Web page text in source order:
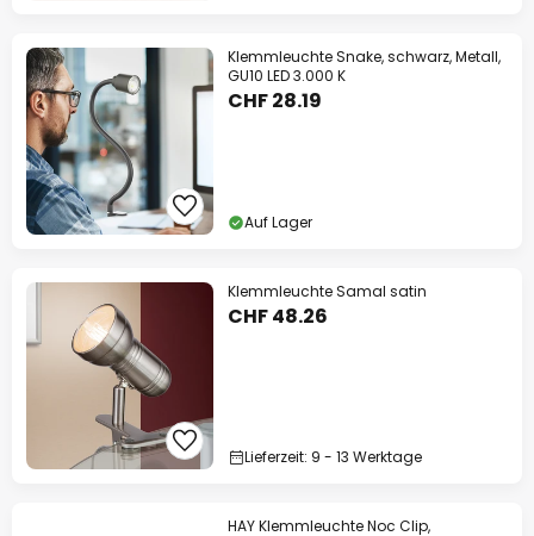
Klemmleuchte Snake, schwarz, Metall,
GU10 LED 3.000 K
CHF 28.19
Auf Lager
Klemmleuchte Samal satin
CHF 48.26
Lieferzeit: 9 - 13 Werktage
HAY Klemmleuchte Noc Clip,